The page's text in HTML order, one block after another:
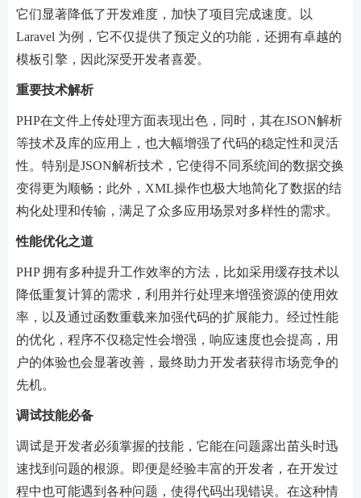
它们显著降低了开发难度，加快了项目完成速度。以
Laravel 为例，它不仅提供了预定义的功能，还拥有卓越的
模板引擎，因此深受开发者喜爱。
重要技术解析
PHP在文件上传处理方面表现出色，同时，其在JSON解析
等技术及库的应用上，也大幅增强了代码的稳定性和灵活
性。特别是JSON解析技术，它使得不同系统间的数据交换
变得更为顺畅；此外，XML操作也极大地简化了数据的结
构化处理和传输，满足了众多应用场景对多样性的需求。
性能优化之道
PHP 拥有多种提升工作效率的方法，比如采用缓存技术以
降低重复计算的需求，利用并行处理来增强资源的使用效
率，以及通过函数重载来加强代码的扩展能力。经过性能
的优化，程序不仅稳定性会增强，响应速度也会提高，用
户的体验也会显著改善，最终助力开发者获得市场竞争的
先机。
调试技能必备
调试是开发者必须掌握的技能，它能在问题露出苗头时迅
速找到问题的根源。即便是经验丰富的开发者，在开发过
程中也可能遇到各种问题，使得代码出现错误。在这种情